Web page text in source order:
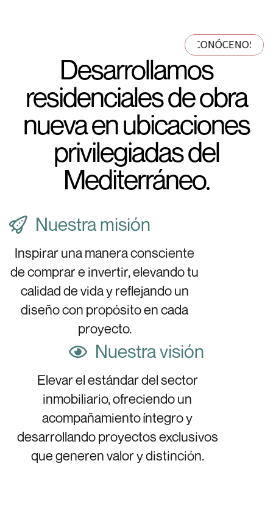
CONÓCENOS ·
Desarrollamos
residenciales de obra
nueva en ubicaciones
privilegiadas del
Mediterráneo.
Nuestra misión
Inspirar una manera consciente
de comprar e invertir, elevando tu
calidad de vida y reflejando un
diseño con propósito en cada
proyecto.
Nuestra visión
Elevar el estándar del sector
inmobiliario, ofreciendo un
acompañamiento íntegro y
desarrollando proyectos exclusivos
que generen valor y distinción.